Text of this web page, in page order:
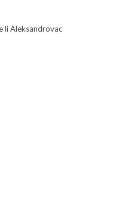
li Aleksandrovac